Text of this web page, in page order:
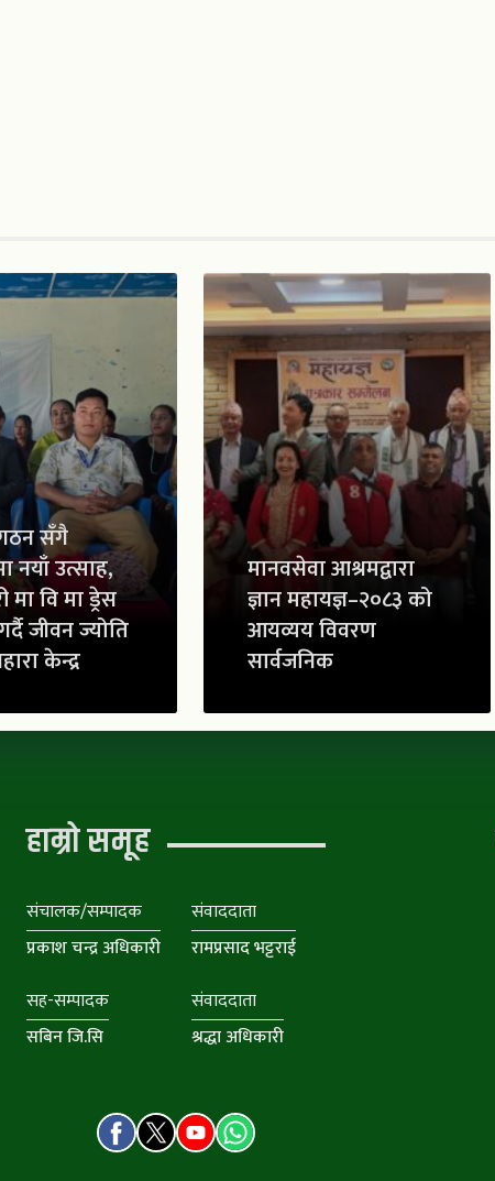
सँगै
नयाँ उत्साह,
मा वि मा ड्रेस
जीवन ज्योति
केन्द्र
मानवसेवा आश्रमद्वारा
ज्ञान महायज्ञ–२०८३ को
आयव्यय विवरण
सार्वजनिक
हाम्रो समूह
संचालक/सम्पादक
प्रकाश चन्द्र अधिकारी
संवाददाता
रामप्रसाद भट्टराई
सह-सम्पादक
सबिन जि.सि
संवाददाता
श्रद्धा अधिकारी